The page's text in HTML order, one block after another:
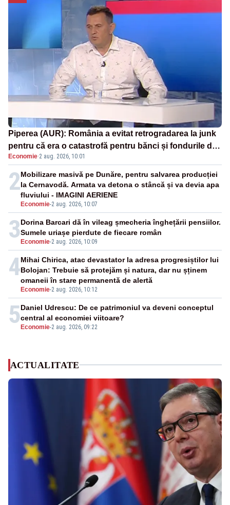
Piperea (AUR): România a evitat retrogradarea la junk
pentru că era o catastrofă pentru bănci și fondurile de
pensii
Economie·2 aug. 2026, 10:01
2
Economie-2 aug. 2026, 10:07
Mobilizare masivă pe Dunăre, pentru salvarea producției
la Cernavodă. Armata va detona o stâncă și va devia apa
fluviului - IMAGINI AERIENE
3Economie-2 aug. 2026, 10:09
Dorina Barcari dă în vileag șmecheria înghețării pensiilor.
Sumele uriașe pierdute de fiecare român
4
Economie-2 aug. 2026, 10:12
Mihai Chirica, atac devastator la adresa progresiștilor lui
Bolojan: Trebuie să protejăm și natura, dar nu șținem
omaneii în stare permanentă de alertă
5Economie-2 aug. 2026, 09:22
Daniel Udrescu: De ce patrimoniul va deveni conceptul
central al economiei viitoare?
ACTUALITATE